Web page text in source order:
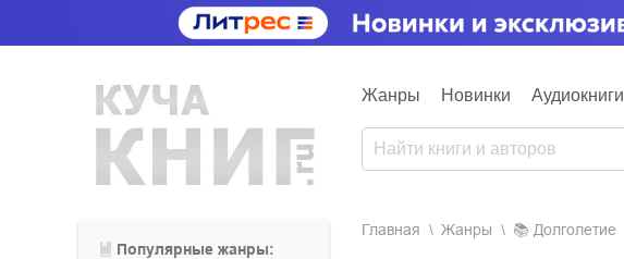
Жанры Новинки Аудиокниги
Популярные жанры:
Главная Жанры Долголетие